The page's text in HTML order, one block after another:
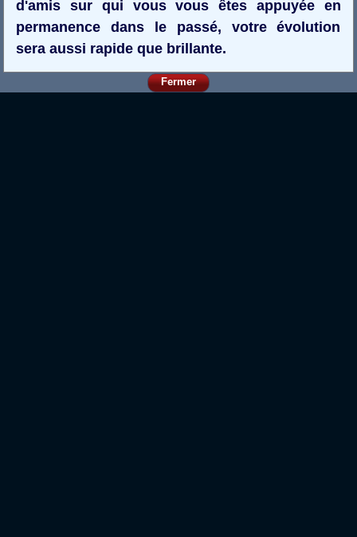
d'amis sur qui vous vous êtes appuyée en
permanence dans le passé, votre évolution
sera aussi rapide que brillante.